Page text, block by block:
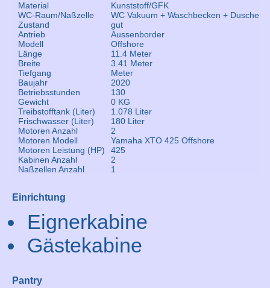
Material
Kunststoff/GFK
WC-Raum/Naßzelle
WC Vakuum + Waschbecken + Dusche
Zustand
gut
Antrieb
Aussenborder
Modell
Offshore
Länge
11.4 Meter
Breite
3.41 Meter
Tiefgang
Meter
Baujahr
2020
Betriebsstunden
130
Gewicht
0 KG
Treibstofftank (Liter)
1.078 Liter
Frischwasser (Liter)
180 Liter
Motoren Anzahl
2
Motoren Modell
Yamaha XTO 425 Offshore
Motoren Leistung (HP)
425
Kabinen Anzahl
2
Naßzellen Anzahl
1
Einrichtung
Eignerkabine
Gästekabine
Pantry